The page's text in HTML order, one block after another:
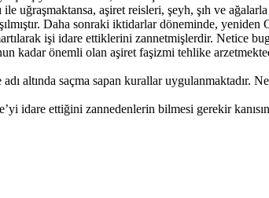
uğraşmaktansa, aşiret reisleri, şeyh, şıh ve
Daha sonraki iktidarlar döneminde, yeniden
işi idare ettiklerini zannetmişlerdir. Netice
kadar önemli olan aşiret faşizmi tehlike
altında saçma sapan kurallar
idare ettiğini zannedenlerin bilmesi gerekir